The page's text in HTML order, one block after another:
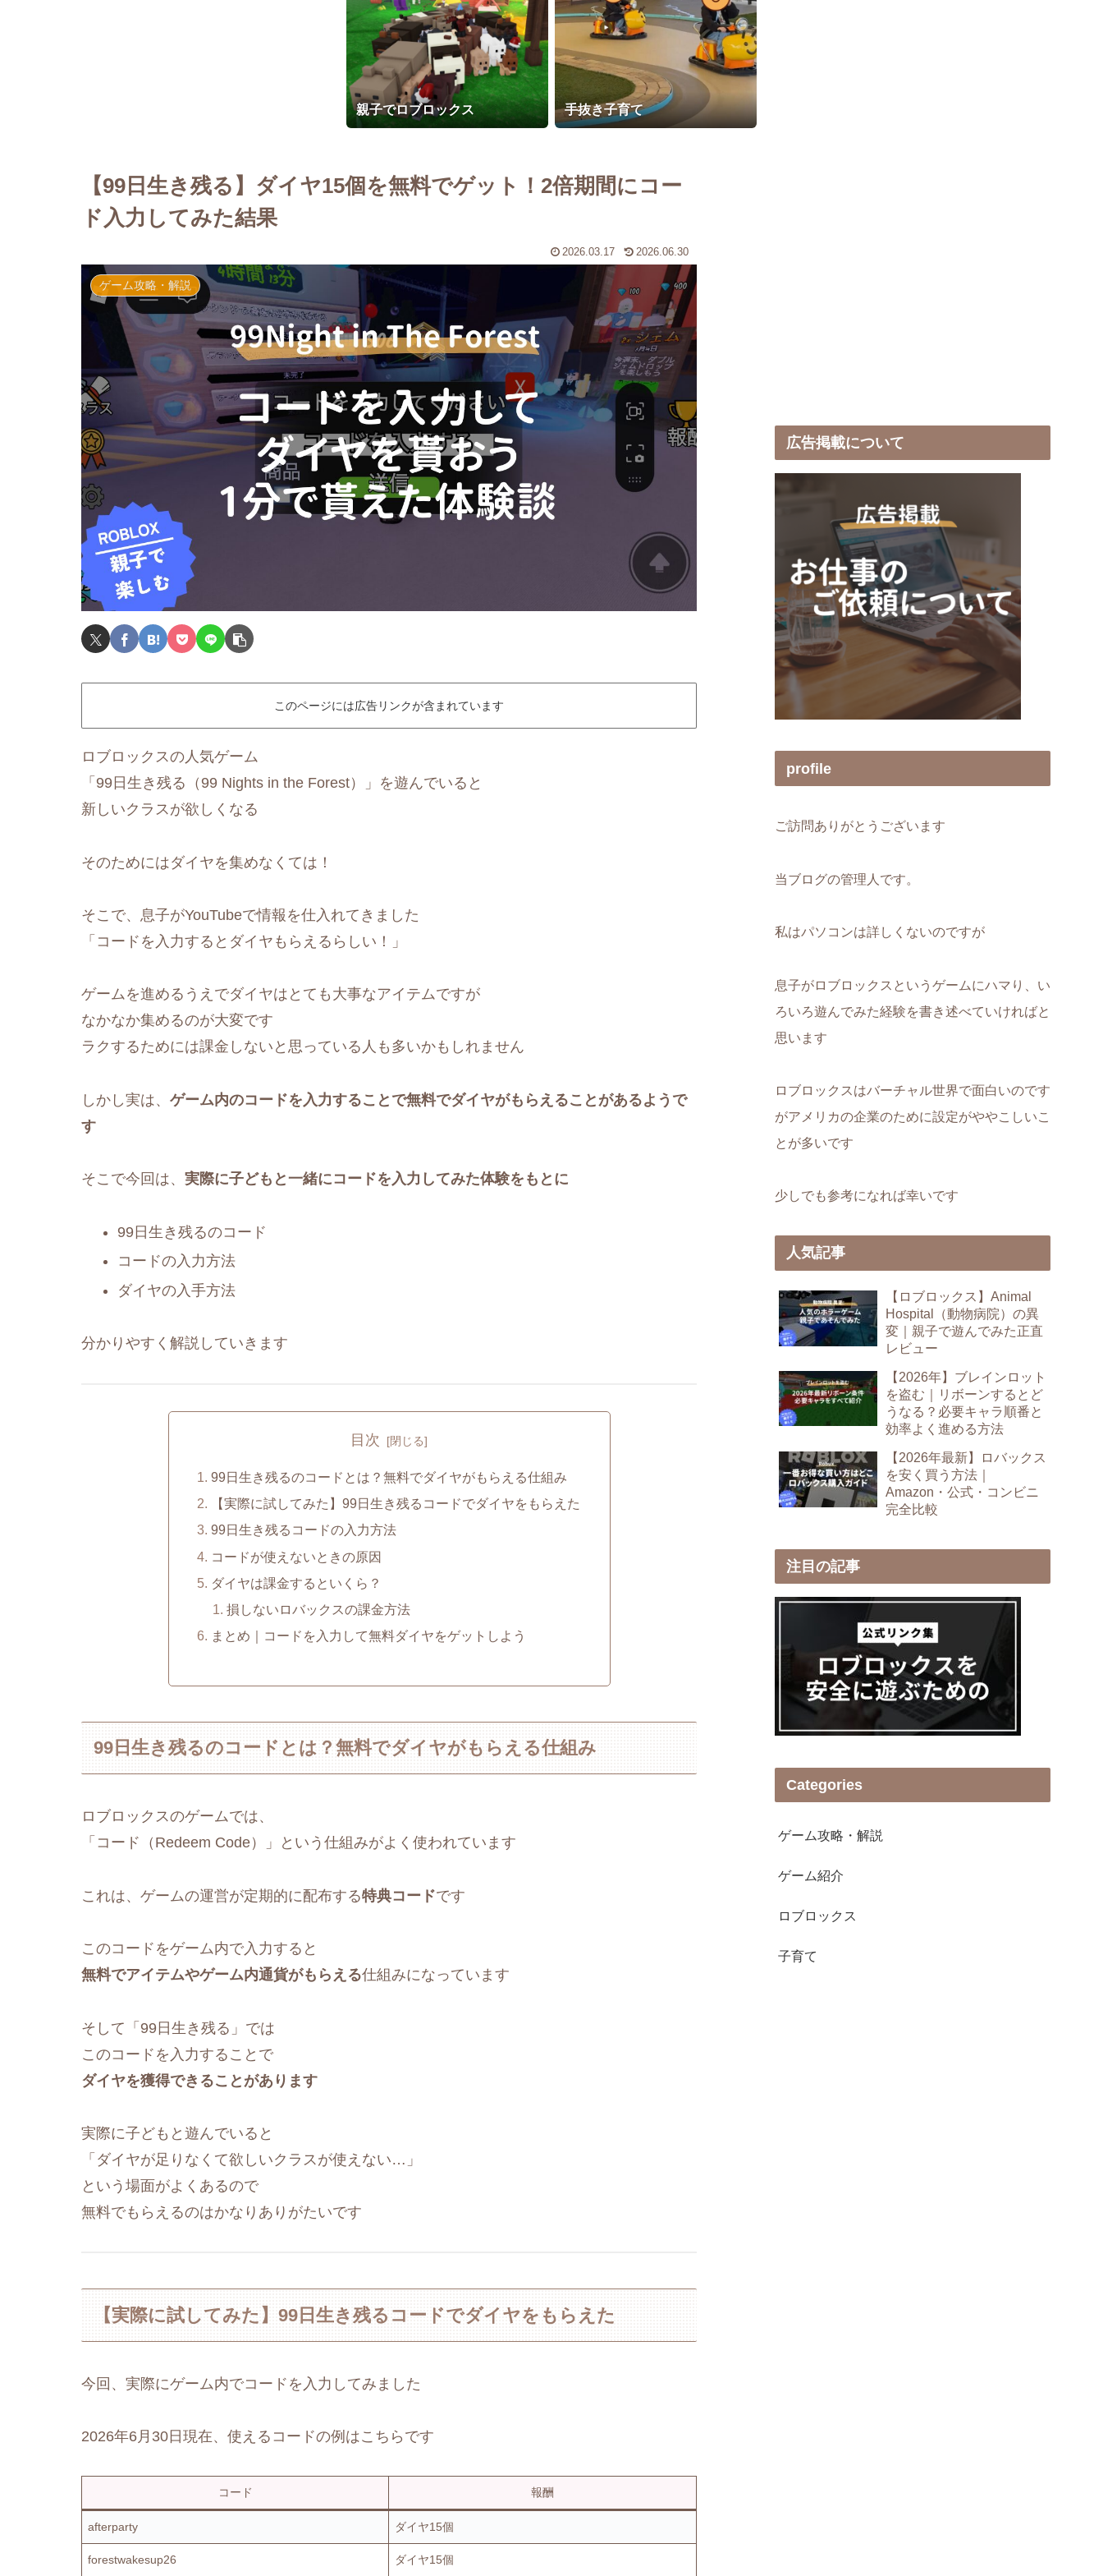
親子でロブロックス 手抜き子育て
【99日生き残る】ダイヤ15個を無料でゲット！2倍期間にコー
ド入力してみた結果
2026.03.17 2026.06.30
ゲーム攻略・解説
このページには広告リンクが含まれています
ロブロックスの人気ゲーム
「99日生き残る（99 Nights in the Forest）」を遊んでいると
新しいクラスが欲しくなる
そのためにはダイヤを集めなくては！
そこで、息子がYouTubeで情報を仕入れてきました
「コードを入力するとダイヤもらえるらしい！」
ゲームを進めるうえでダイヤはとても大事なアイテムですが
なかなか集めるのが大変です
ラクするためには課金しないと思っている人も多いかもしれません
しかし実は、 ゲーム内のコードを入力することで無料でダイヤがもらえることがあるようで
す
そこで今回は、 実際に子どもと一緒にコードを入力してみた体験をもとに
99日生き残るのコード
コードの入力方法
ダイヤの入手方法
分かりやすく解説していきます
目次
99日生き残るのコードとは？無料でダイヤがもらえる仕組み
【実際に試してみた】99日生き残るコードでダイヤをもらえた
99日生き残るコードの入力方法
コードが使えないときの原因
ダイヤは課金するといくら？
損しないロバックスの課金方法
まとめ｜コードを入力して無料ダイヤをゲットしよう
99日生き残るのコードとは？無料でダイヤがもらえる仕組み
ロブロックスのゲームでは、
「コード（Redeem Code）」という仕組みがよく使われています
これは、ゲームの運営が定期的に配布する特典コードです
このコードをゲーム内で入力すると
無料でアイテムやゲーム内通貨がもらえる仕組みになっています
そして「99日生き残る」では
このコードを入力することで
ダイヤを獲得できることがあります
実際に子どもと遊んでいると
「ダイヤが足りなくて欲しいクラスが使えない…」
という場面がよくあるので
無料でもらえるのはかなりありがたいです
【実際に試してみた】99日生き残るコードでダイヤをもらえた
今回、実際にゲーム内でコードを入力してみました
2026年6月30日現在、使えるコードの例はこちらです
コード 報酬
afterparty ダイヤ15個
forestwakesup26 ダイヤ15個
広告掲載について
profile
ご訪問ありがとうございます
当ブログの管理人です。
私はパソコンは詳しくないのですが
息子がロブロックスというゲームにハマり、い
ろいろ遊んでみた経験を書き述べていければと
思います
ロブロックスはバーチャル世界で面白いのです
がアメリカの企業のために設定がややこしいこ
とが多いです
少しでも参考になれば幸いです
人気記事
【ロブロックス】Animal
Hospital（動物病院）の異
変｜親子で遊んでみた正直
レビュー
【2026年】ブレインロット
を盗む｜リボーンするとど
うなる？必要キャラ順番と
効率よく進める方法
【2026年最新】ロバックス
を安く買う方法｜
Amazon・公式・コンビニ
完全比較
注目の記事
Categories
ゲーム攻略・解説
ゲーム紹介
ロブロックス
子育て